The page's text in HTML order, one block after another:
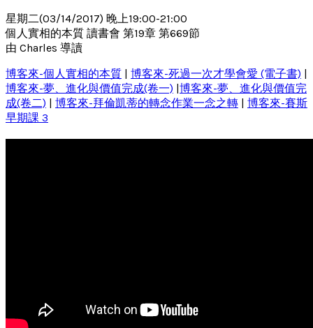
星期二(03/14/2017) 晚上19:00-21:00
個人實相的本質 讀書會 第19章 第669節
由 Charles 導讀
博客來-個人實相的本質
博客來-死過一次才學會愛 (電子書)
博客來-夢、進化與價值完成(卷一) 博客來-夢、進化與價值完
成(卷二)
博客來-拜倫凱蒂的轉念作業一念之轉
博客來-賽斯
早期課 3